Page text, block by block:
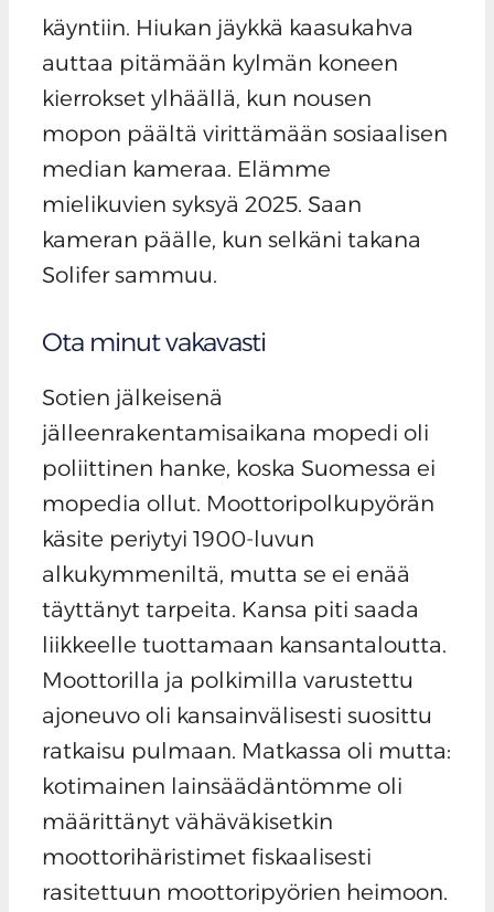
käyntiin. Hiukan jäykkä kaasukahva
auttaa pitämään kylmän koneen
kierrokset ylhäällä, kun nousen
mopon päältä virittämään sosiaalisen
median kameraa. Elämme
mielikuvien syksyä 2025. Saan
kameran päälle, kun selkäni takana
Solifer sammuu.
Ota minut vakavasti
Sotien jälkeisenä
jälleenrakentamisaikana mopedi oli
poliittinen hanke, koska Suomessa ei
mopedia ollut. Moottoripolkupyörän
käsite periytyi 1900-luvun
alkukymmeniltä, mutta se ei enää
täyttänyt tarpeita. Kansa piti saada
liikkeelle tuottamaan kansantaloutta.
Moottorilla ja polkimilla varustettu
ajoneuvo oli kansainvälisesti suosittu
ratkaisu pulmaan. Matkassa oli mutta:
kotimainen lainsäädäntömme oli
määrittänyt vähäväkisetkin
moottorihäristimet fiskaalisesti
rasitettuun moottoripyörien heimoon.